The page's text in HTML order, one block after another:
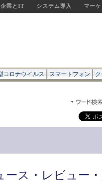
企業とIT システム導入 マー
コロナウイルス スマートフォン
ース・レビュー